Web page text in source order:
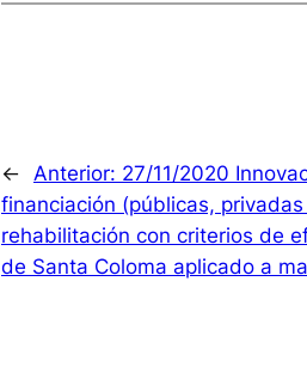
← Anterior: 27/11/2020
financiación (públicas,
rehabilitación con criterios de
de Santa Coloma aplicado a